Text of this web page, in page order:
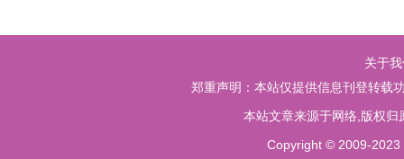
关于
郑重声明：本站仅提供信息刊登转载
本站文章来源于网络,版权
Copyright © 2009-2023